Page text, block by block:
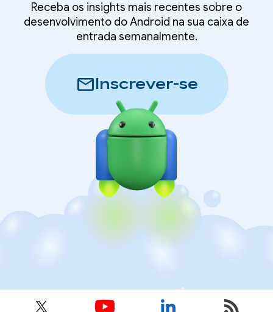
Receba os insights mais recentes sobre o
desenvolvimento do Android na sua caixa de
entrada semanalmente.
mailInscrever-se